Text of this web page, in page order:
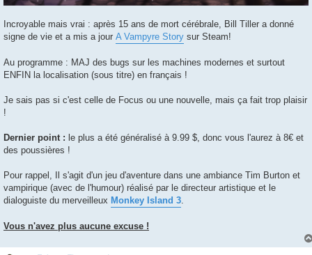
Incroyable mais vrai : après 15 ans de mort cérébrale, Bill Tiller a donné
signe de vie et a mis a jour A Vampyre Story sur Steam!
Au programme : MAJ des bugs sur les machines modernes et surtout
ENFIN la localisation (sous titre) en français !
Je sais pas si c'est celle de Focus ou une nouvelle, mais ça fait trop plaisir
!
Dernier point : le plus a été généralisé à 9.99 $, donc vous l'aurez à 8€ et
des poussières !
Pour rappel, Il s'agit d'un jeu d'aventure dans une ambiance Tim Burton et
vampirique (avec de l'humour) réalisé par le directeur artistique et le
dialoguiste du merveilleux Monkey Island 3.
Vous n'avez plus aucune excuse !